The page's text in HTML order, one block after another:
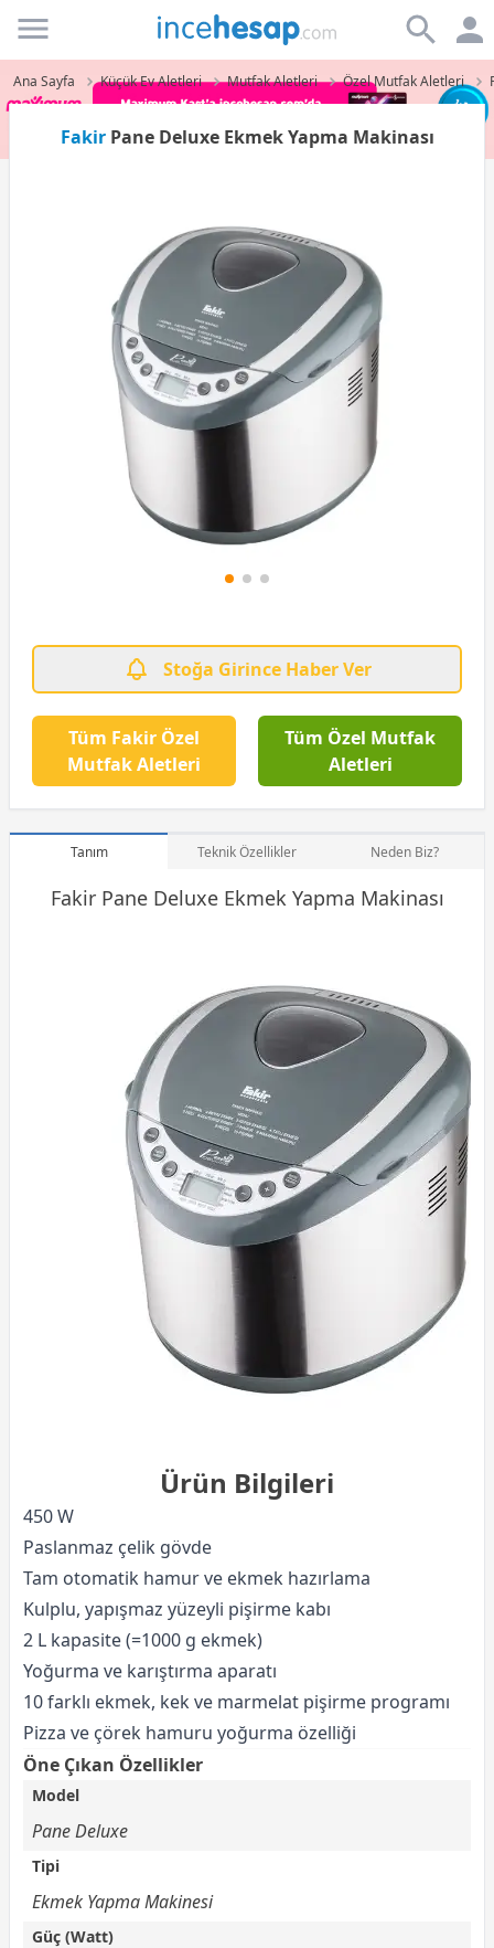
Incehesap
Ana Sayfa Küçük Ev Aletleri Mutfak Aletleri Özel Mutfak Aletleri
FakirPane Deluxe Ekmek Yapma Makinası
Stoğa Girince Haber Ver
Tüm Fakir Özel
Mutfak Aletleri
Tüm Özel Mutfak
Aletleri
Tanım Teknik Özellikler Neden Biz?
Fakir Pane Deluxe Ekmek Yapma Makinası
Ürün Bilgileri
450 W
Paslanmaz çelik gövde
Tam otomatik hamur ve ekmek hazırlama
Kulplu, yapışmaz yüzeyli pişirme kabı
2 L kapasite (=1000 g ekmek)
Yoğurma ve karıştırma aparatı
10 farklı ekmek, kek ve marmelat pişirme programı
Pizza ve çörek hamuru yoğurma özelliği
Öne Çıkan Özellikler
Model
Pane Deluxe
Tipi
Ekmek Yapma Makinesi
Güç (Watt)